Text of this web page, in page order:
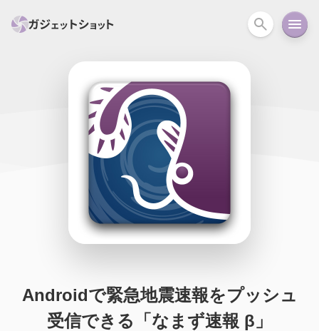
スマホ PC関連
スマートホーム アクションカメラ
iPad Mac
ニュース オーディオ 周辺機器
Androidで緊急地震速報をプッシュ
受信できる「なまず速報 β」